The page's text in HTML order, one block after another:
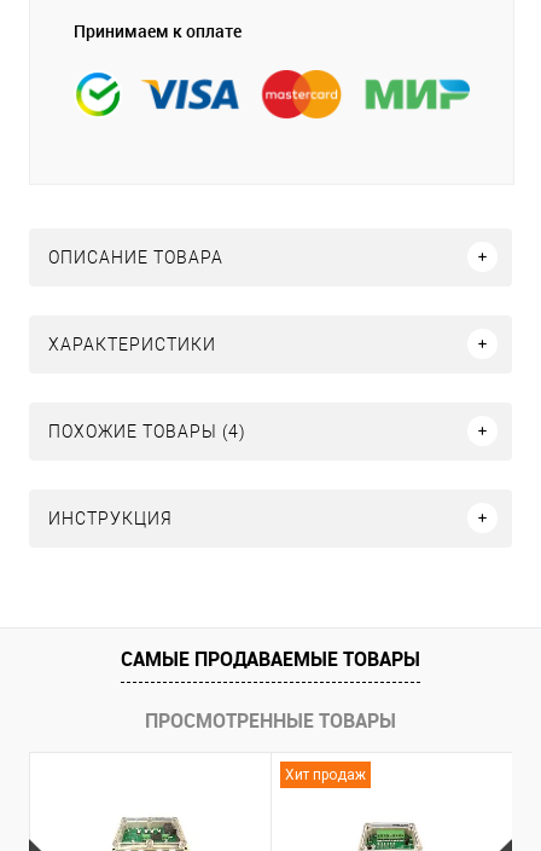
Принимаем к оплате
ОПИСАНИЕ ТОВАРА
ХАРАКТЕРИСТИКИ
ПОХОЖИЕ ТОВАРЫ (4)
ИНСТРУКЦИЯ
САМЫЕ ПРОДАВАЕМЫЕ ТОВАРЫ
ПРОСМОТРЕННЫЕ ТОВАРЫ
Хит продаж